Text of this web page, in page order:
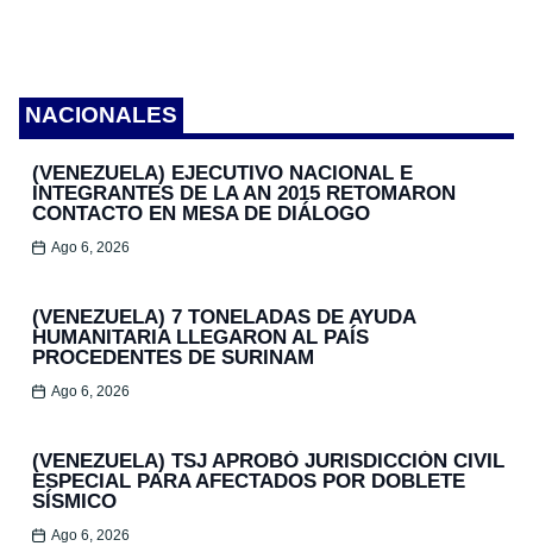
NACIONALES
(VENEZUELA) EJECUTIVO NACIONAL E
INTEGRANTES DE LA AN 2015 RETOMARON
CONTACTO EN MESA DE DIÁLOGO
Ago 6, 2026
(VENEZUELA) 7 TONELADAS DE AYUDA
HUMANITARIA LLEGARON AL PAÍS
PROCEDENTES DE SURINAM
Ago 6, 2026
(VENEZUELA) TSJ APROBÓ JURISDICCIÓN CIVIL
ESPECIAL PARA AFECTADOS POR DOBLETE
SÍSMICO
Ago 6, 2026